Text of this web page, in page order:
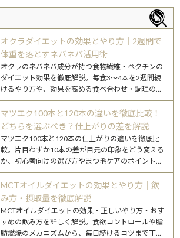
オクラダイエットの効果とやり方｜2週間で
体重を落とすネバネバ活用術
オクラのネバネバ成分が持つ食物繊維・ペクチンの
ダイエット効果を徹底解説。毎食3〜4本を2週間続
けるやり方や、効果を高める食べ合わせ・調理のコ
ツを紹介します。
マツエク100本と120本の違いを徹底比較！
どちらを選ぶべき？仕上がりの差を解説
マツエク100本と120本の仕上がりの違いを徹底比
較。片目わずか10本の差が目元の印象をどう変える
か、初心者向けの選び方やまつ毛ケアのポイントも
詳しく解説します。
MCTオイルダイエットの効果とやり方｜飲
み方・摂取量を徹底解説
MCTオイルダイエットの効果・正しいやり方・おす
すめの飲み方を詳しく解説。食欲コントロールや脂
肪燃焼のメカニズムから、毎日続けるコツまで丁寧